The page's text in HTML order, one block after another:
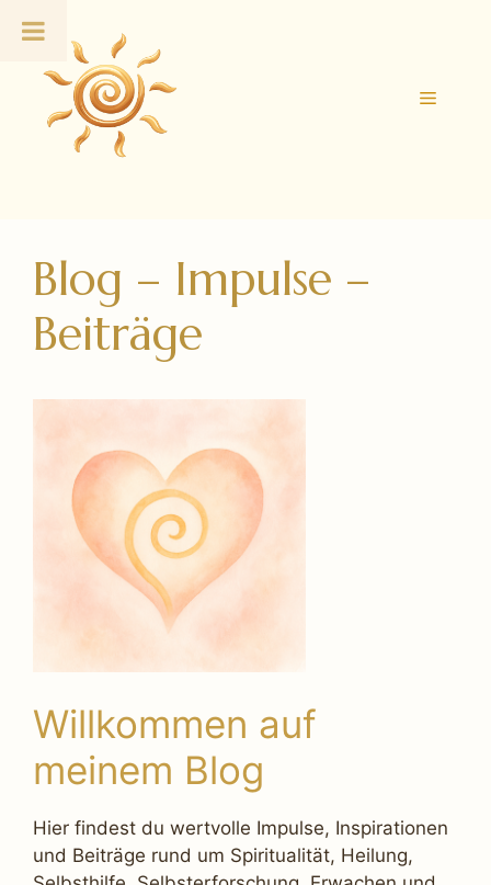
Inhalt
springen
Menü
Blog – Impulse –
Beiträge
Willkommen auf
meinem Blog
Hier findest du wertvolle Impulse, Inspirationen
und Beiträge rund um Spiritualität, Heilung,